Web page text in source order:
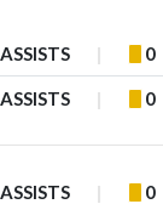
ASSISTS 0
ASSISTS 0
ASSISTS 0